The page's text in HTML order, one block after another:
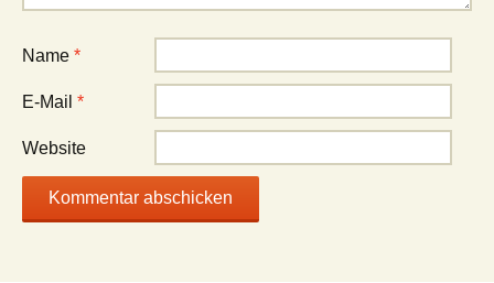
Name *
E-Mail *
Website